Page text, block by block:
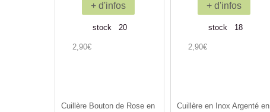
+ d'infos
stock 20
2,90€
Cuillère Bouton de Rose en
+ d'infos
stock 18
2,90€
Cuillère en Inox Argenté en